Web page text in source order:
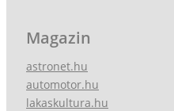
Magazin
astronet.hu
automotor.hu
lakaskultura.hu